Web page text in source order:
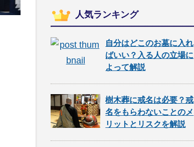
人気ランキング
自分はどこのお墓に入れ
ばいい？入る人の立場に
よって解説
樹木葬に戒名は必要？戒
名をもらわないことのメ
リットとリスクを解説